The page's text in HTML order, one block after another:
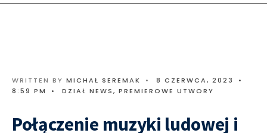
WRITTEN BY MICHAŁ SEREMAK • 8 CZERWCA, 2023
•
8:59 PM
• DZIAŁ NEWS, PREMIEROWE UTWORY
Połączenie muzyki ludowej i